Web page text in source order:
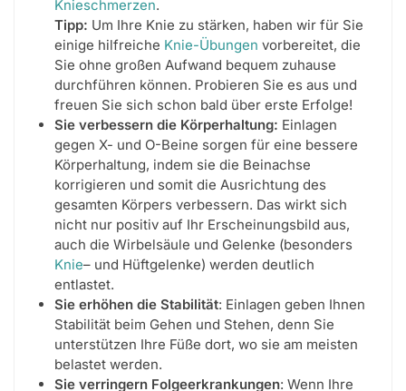
Knieschmerzen.
Tipp: Um Ihre Knie zu stärken, haben wir für Sie
einige hilfreiche Knie-Übungen vorbereitet, die
Sie ohne großen Aufwand bequem zuhause
durchführen können. Probieren Sie es aus und
freuen Sie sich schon bald über erste Erfolge!
Sie verbessern die Körperhaltung: Einlagen
gegen X- und O-Beine sorgen für eine bessere
Körperhaltung, indem sie die Beinachse
korrigieren und somit die Ausrichtung des
gesamten Körpers verbessern. Das wirkt sich
nicht nur positiv auf Ihr Erscheinungsbild aus,
auch die Wirbelsäule und Gelenke (besonders
Knie– und Hüftgelenke) werden deutlich
entlastet.
Sie erhöhen die Stabilität: Einlagen geben Ihnen
Stabilität beim Gehen und Stehen, denn Sie
unterstützen Ihre Füße dort, wo sie am meisten
belastet werden.
Sie verringern Folgeerkrankungen: Wenn Ihre